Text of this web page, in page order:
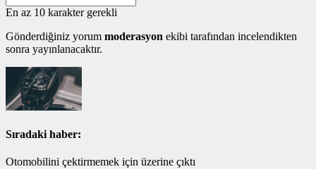
En az 10 karakter gerekli
Gönderdiğiniz yorum moderasyon ekibi tarafından incelendikten
sonra yayınlanacaktır.
Sıradaki haber:
Otomobilini çektirmemek için üzerine çıktı